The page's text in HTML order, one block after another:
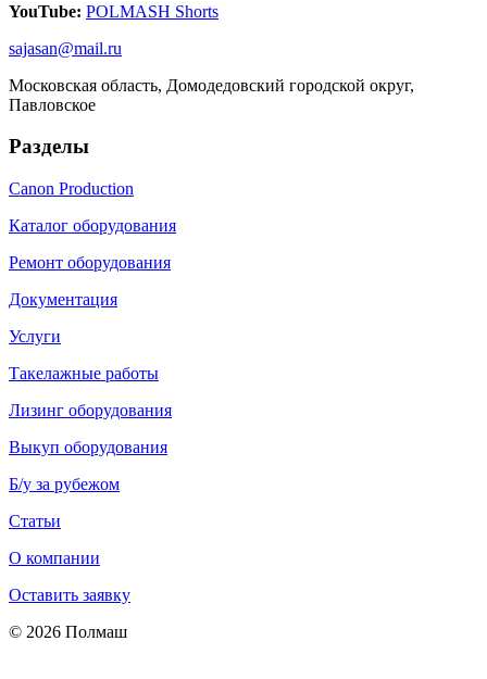
YouTube: POLMASH Shorts
sajasan@mail.ru
Московская область, Домодедовский городской округ,
Павловское
Разделы
Canon Production
Каталог оборудования
Ремонт оборудования
Документация
Услуги
Такелажные работы
Лизинг оборудования
Выкуп оборудования
Б/у за рубежом
Статьи
О компании
Оставить заявку
© 2026 Полмаш